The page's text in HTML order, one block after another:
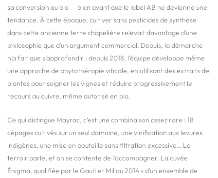
sa conversion au bio — bien avant que le label AB ne devienne une
tendance. À cette époque, cultiver sans pesticides de synthèse
dans cette ancienne terre chapelière relevait davantage d’une
philosophie que d’un argument commercial. Depuis, la démarche
n’a fait que s’approfondir : depuis 2018, l’équipe développe même
une approche de phytothérapie viticole, en utilisant des extraits de
plantes pour soigner les vignes et réduire progressivement le
recours au cuivre, même autorisé en bio.
Ce qui distingue Mayrac, c’est une combinaison assez rare : 18
cépages cultivés sur un seul domaine, une vinification aux levures
indigènes, une mise en bouteille sans filtration excessive… Le
terroir parle, et on se contente de l’accompagner. La cuvée
Énigma, qualifiée par le Gault et Millau 2014 « d’un ensemble de